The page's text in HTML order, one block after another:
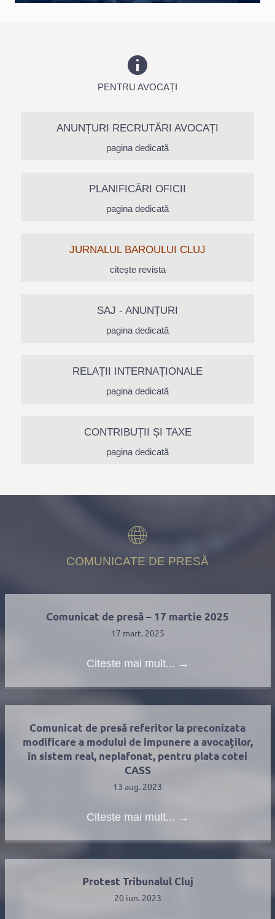
PENTRU AVOCAȚI
ANUNȚURI RECRUTĂRI AVOCAȚI
pagina dedicată
PLANIFICĂRI OFICII
pagina dedicată
JURNALUL BAROULUI CLUJ
citește revista
SAJ - ANUNȚURI
pagina dedicată
RELAȚII INTERNAȚIONALE
pagina dedicată
CONTRIBUȚII ȘI TAXE
pagina dedicată
COMUNICATE DE PRESĂ
Comunicat de presă – 17 martie 2025
17 mart. 2025
Citeste mai mult... →
Comunicat de presă referitor la preconizata
modificare a modului de impunere a avocaților,
în sistem real, neplafonat, pentru plata cotei
CASS
13 aug. 2023
Citeste mai mult... →
Protest Tribunalul Cluj
20 iun. 2023